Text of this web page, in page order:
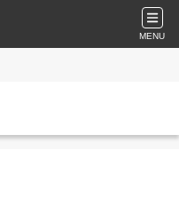
MENU